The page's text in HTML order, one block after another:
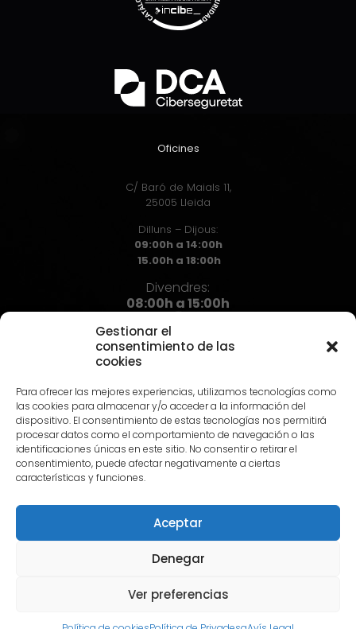
Gestionar el
consentimiento de las
cookies
Para ofrecer las mejores experiencias, utilizamos tecnologías como
las cookies para almacenar y/o acceder a la información del
dispositivo. El consentimiento de estas tecnologías nos permitirá
procesar datos como el comportamiento de navegación o las
identificaciones únicas en este sitio. No consentir o retirar el
consentimiento, puede afectar negativamente a ciertas
características y funciones.
Aceptar
Denegar
Ver preferencias
Oficines
C/ Baró de Maials 11,
25005 Lleida
Dilluns – Dijous:
09:00h a 14:00h
15.00h a 18:00h
Divendres:
08:00h a 15:00h
973 72 71 72
info@hst.cat
© 2024 HST |Avís Legal|Política de privadesa|Política
de Cookies
Català